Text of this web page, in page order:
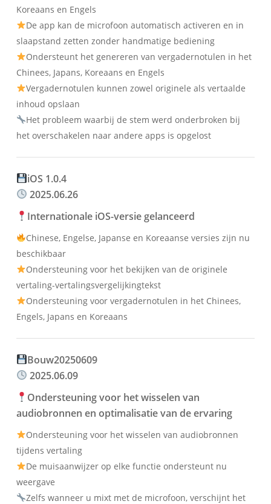
Koreaans en Engels
De app kan de microfoon automatisch activeren en in
slaapstand zetten zonder handmatige bediening
Ondersteunt het genereren van vergadernotulen in het
Chinees, Japans, Koreaans en Engels
Vergadernotulen kunnen zowel originele als vertaalde
inhoud opslaan
Het probleem waarbij de stem werd onderbroken bij
het overschakelen naar andere apps is opgelost
iOS 1.0.4
2025.06.26
Internationale iOS-versie gelanceerd
Chinese, Engelse, Japanse en Koreaanse versies zijn nu
beschikbaar
Ondersteuning voor het bekijken van de originele
vertaling-vertalingsvergelijkingtekst
Ondersteuning voor vergadernotulen in het Chinees,
Engels, Japans en Koreaans
Bouw20250609
2025.06.09
Ondersteuning voor het wisselen van
audiobronnen en optimalisatie van de ervaring
Ondersteuning voor het wisselen van audiobronnen
tijdens vertaling
De muisaanwijzer op elke functie ondersteunt nu
weergave
Zelfs wanneer u mixt met de microfoon, verschijnt het
Українська